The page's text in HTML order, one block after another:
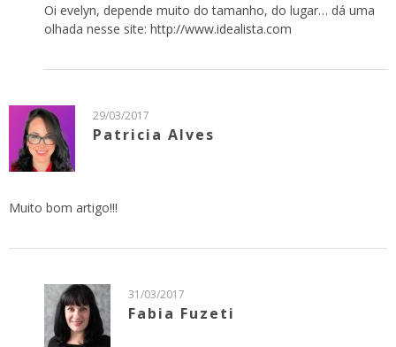
Oi evelyn, depende muito do tamanho, do lugar… dá uma
olhada nesse site: http://www.idealista.com
29/03/2017
Patricia Alves
Muito bom artigo!!!
31/03/2017
Fabia Fuzeti